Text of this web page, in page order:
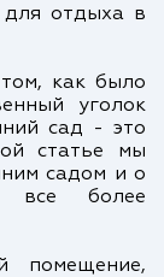
для отдыха в
как было
уголок
сад - это
статье мы
садом и о
все более
помещение,